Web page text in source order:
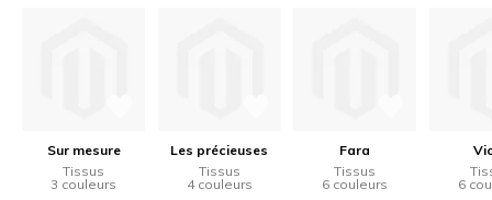
Sur mesure
Tissus
3 couleurs
Les précieuses
Tissus
4 couleurs
Fara
Tissus
6 couleurs
6